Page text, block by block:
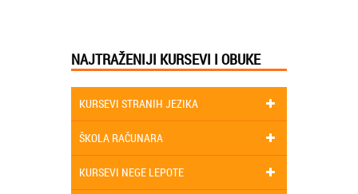
NAJTRAŽENIJI KURSEVI I OBUKE
KURSEVI STRANIH JEZIKA
ŠKOLA RAČUNARA
KURSEVI NEGE LEPOTE